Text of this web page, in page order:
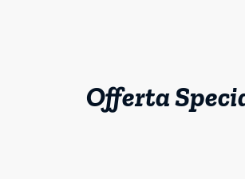
Offerta